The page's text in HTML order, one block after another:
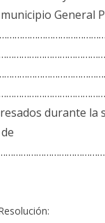
municipio
durante la